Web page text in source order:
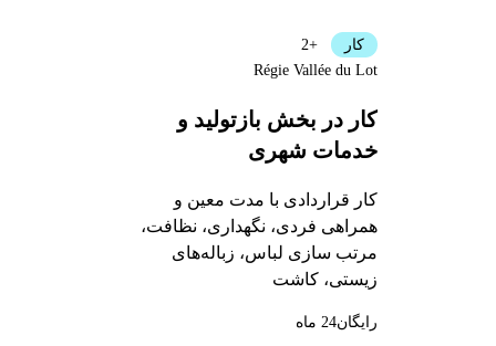
کار در بخش بازتولید و
خدمات شهری
کار قراردادی با مدت معین و
همراهی فردی، نگهداری، نظافت،
مرتب سازی لباس، زباله‌های
زیستی، کاشت
کار
+2
Régie Vallée du Lot
رایگان24 ماه